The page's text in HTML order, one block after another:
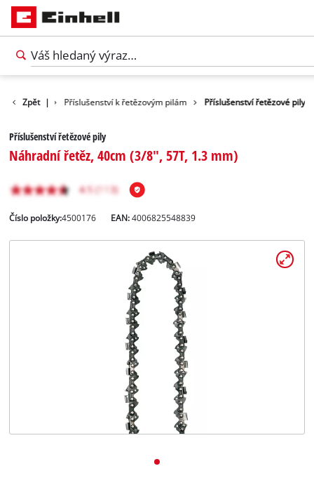
Zpět | Příslušenství k řetězovým pilám Příslušenství řetězové pily
Příslušenství řetězové pily
Náhradní řetěz, 40cm (3/8", 57T, 1.3 mm)
Číslo položky:4500176 EAN:4006825548839